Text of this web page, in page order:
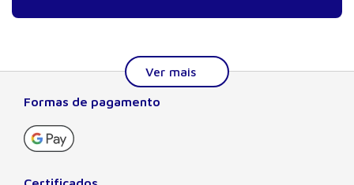
A Editora Manole é líder em prover conteúdo essencial à
científicas, técnicas e profissionais. Seu catálogo, com
Formas de pagamento